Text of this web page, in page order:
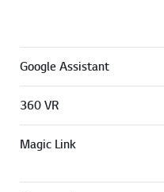
Google Assistant
360 VR
Magic Link